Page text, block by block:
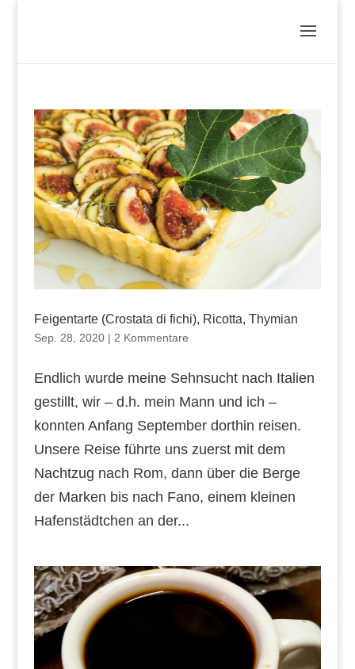
Feigentarte (Crostata di fichi), Ricotta, Thymian
Sep. 28, 2020| 2 Kommentare
Endlich wurde meine Sehnsucht nach Italien
gestillt, wir – d.h. mein Mann und ich –
konnten Anfang September dorthin reisen.
Unsere Reise führte uns zuerst mit dem
Nachtzug nach Rom, dann über die Berge
der Marken bis nach Fano, einem kleinen
Hafenstädtchen an der...